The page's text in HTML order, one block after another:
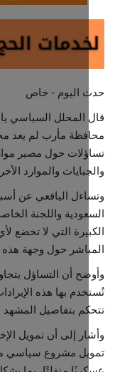
تكنولوجيا وسيارات
مجتمع مدني
معرض الصور
اليوم - خاص
المحلل السياسي ياسر
مأرب لم يعد مجرد
حول مصير موارد
والموارد الأخرى.
اليافعي عن أسباب
واللجنة الخاصة
التي لا تخضع لأي
حول وجهة هذه
أن التساؤل يتجاوز
بها هذه الإيرادات في
بتفاصيل المشهد
إلى أن تمويل الإخوان
مشروع سياسي موازٍ،